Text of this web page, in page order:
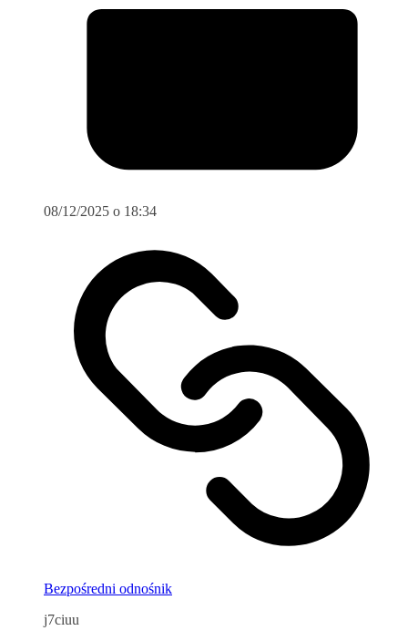
08/12/2025 o 18:34
Bezpośredni odnośnik
j7ciuu